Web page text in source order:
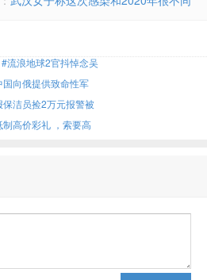
流浪地球2官抖悼念吴
向俄提供致命性军
洁员捡2万元报警被
高价彩礼 ，索要高